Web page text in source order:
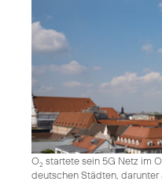
O2 startete sein 5G Netz im
deutschen Städten, darunter